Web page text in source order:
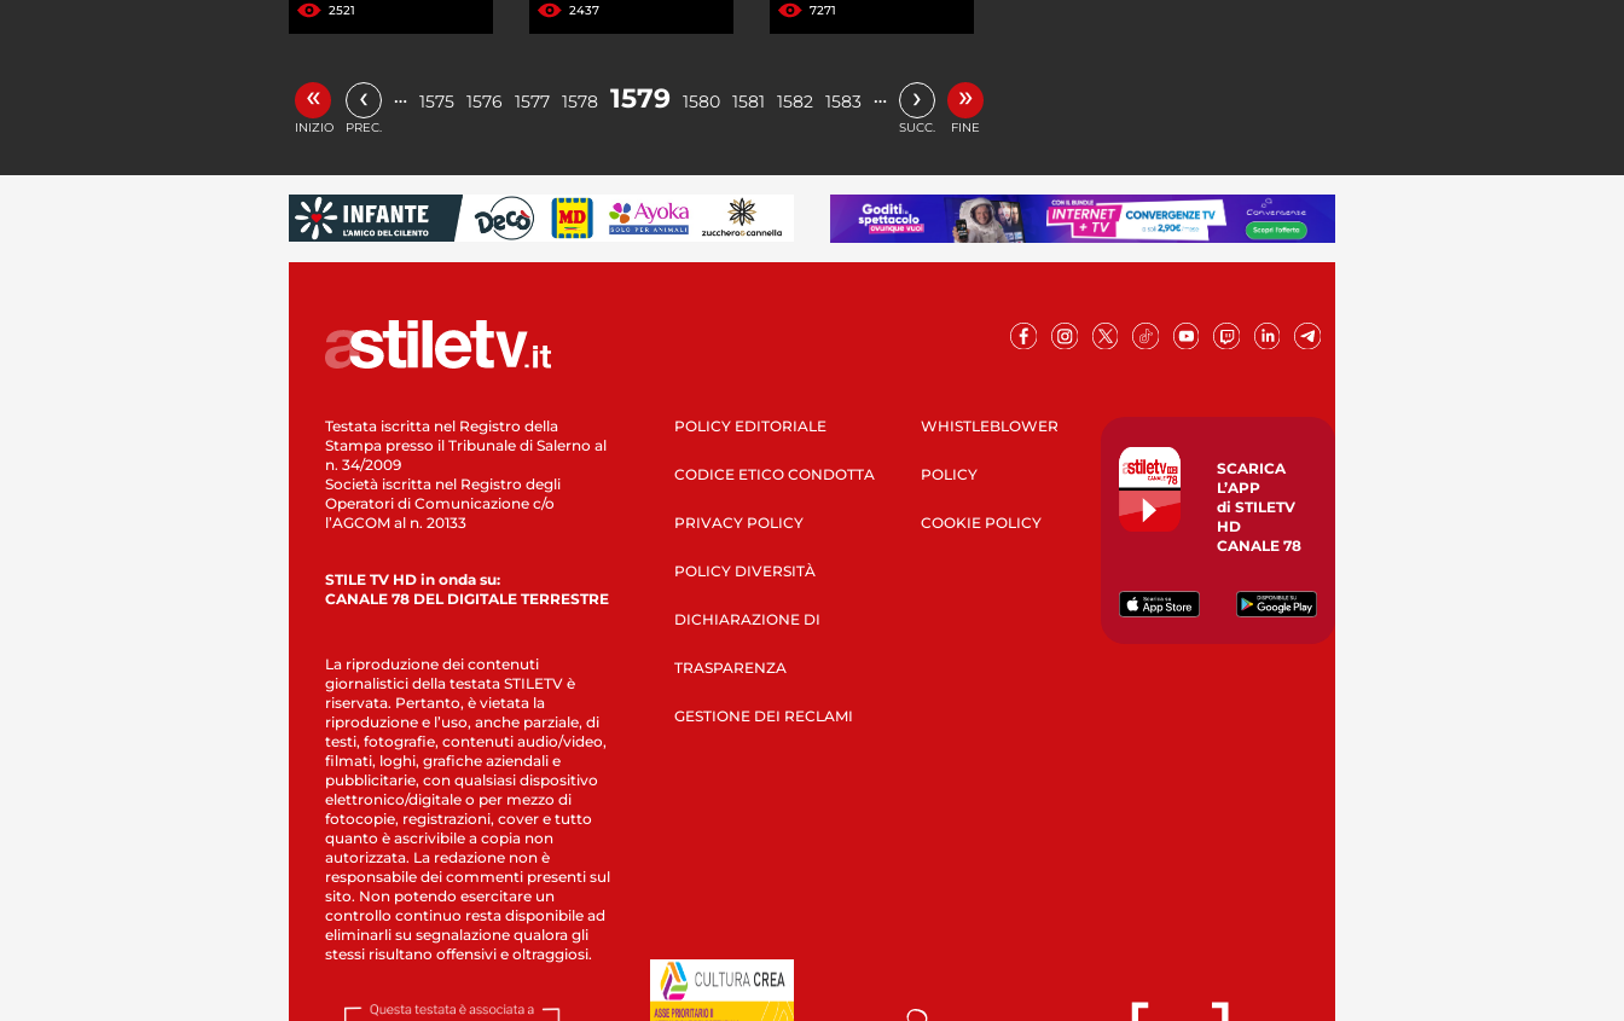
2521 2437 7271
«
INIZIO
‹
PREC.
… 1575 1576 1577 1578 1579 1580 1581 1582 1583 … ›
SUCC.
»
FINE
Testata iscritta nel Registro della
Stampa presso il Tribunale di Salerno al
n. 34/2009
Società iscritta nel Registro degli
Operatori di Comunicazione c/o
l’AGCOM al n. 20133
STILE TV HD in onda su:
CANALE 78 DEL DIGITALE TERRESTRE
La riproduzione dei contenuti
giornalistici della testata STILETV è
riservata. Pertanto, è vietata la
riproduzione e l’uso, anche parziale, di
testi, fotografie, contenuti audio/video,
filmati, loghi, grafiche aziendali e
pubblicitarie, con qualsiasi dispositivo
elettronico/digitale o per mezzo di
fotocopie, registrazioni, cover e tutto
quanto è ascrivibile a copia non
autorizzata. La redazione non è
responsabile dei commenti presenti sul
sito. Non potendo esercitare un
controllo continuo resta disponibile ad
eliminarli su segnalazione qualora gli
stessi risultano offensivi e oltraggiosi.
POLICY EDITORIALE
CODICE ETICO CONDOTTA
PRIVACY POLICY
POLICY DIVERSITÀ
DICHIARAZIONE DI
TRASPARENZA
GESTIONE DEI RECLAMI
WHISTLEBLOWER
POLICY
COOKIE POLICY
SCARICA
L’APP
di STILETV
HD
CANALE 78